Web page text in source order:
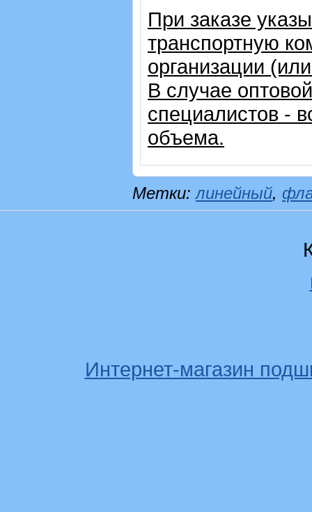
При заказе
транспортную
организации
В случае
специалистов -
объема.
Метки:линейный,
Интернет-магазин